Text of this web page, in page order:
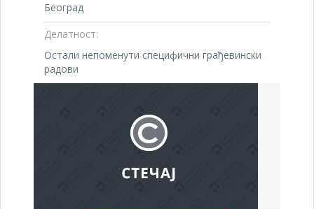
Београд
Делатност:
Остали непоменути специфични грађевински
радови